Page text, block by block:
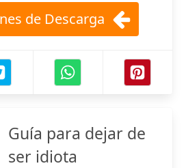
de Descarga
Guía para dejar de
ser idiota